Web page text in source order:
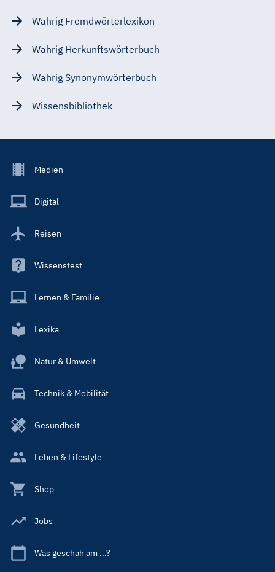
Wahrig Fremdwörterlexikon
Wahrig Herkunftswörterbuch
Wahrig Synonymwörterbuch
Wissensbibliothek
Footer
Main
Medien
Digital
Reisen
Wissenstest
Lernen & Familie
Lexika
Natur & Umwelt
Technik & Mobilität
Gesundheit
Leben & Lifestyle
Shop
Jobs
Was geschah am ...?